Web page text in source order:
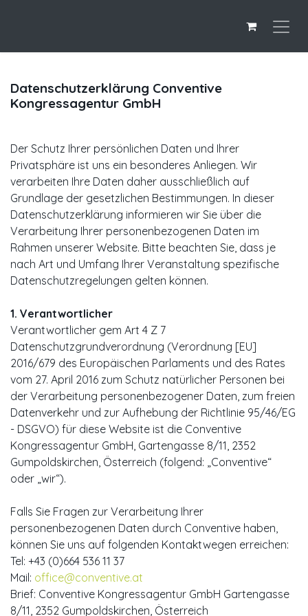
Datenschutzerklärung Conventive
Kongressagentur GmbH
Der Schutz Ihrer persönlichen Daten und Ihrer
Privatsphäre ist uns ein besonderes Anliegen. Wir
verarbeiten Ihre Daten daher ausschließlich auf
Grundlage der gesetzlichen Bestimmungen. In dieser
Datenschutzerklärung informieren wir Sie über die
Verarbeitung Ihrer personenbezogenen Daten im
Rahmen unserer Website. Bitte beachten Sie, dass je
nach Art und Umfang Ihrer Veranstaltung spezifische
Datenschutzregelungen gelten können.
1. Verantwortlicher
Verantwortlicher gem Art 4 Z 7
Datenschutzgrundverordnung (Verordnung [EU]
2016/679 des Europäischen Parlaments und des Rates
vom 27. April 2016 zum Schutz natürlicher Personen bei
der Verarbeitung personenbezogener Daten, zum freien
Datenverkehr und zur Aufhebung der Richtlinie 95/46/EG
- DSGVO) für diese Website ist die Conventive
Kongressagentur GmbH, Gartengasse 8/11, 2352
Gumpoldskirchen, Österreich (folgend: „Conventive“
oder „wir“).
Falls Sie Fragen zur Verarbeitung Ihrer
personenbezogenen Daten durch Conventive haben,
können Sie uns auf folgenden Kontaktwegen erreichen:
Tel: +43 (0)664 536 11 37
Mail: office@conventive.at
Brief: Conventive Kongressagentur GmbH Gartengasse
8/11, 2352 Gumpoldskirchen, Österreich